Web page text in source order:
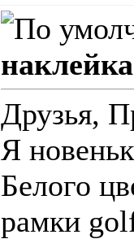
Друзья,
Я
Белого
рамки